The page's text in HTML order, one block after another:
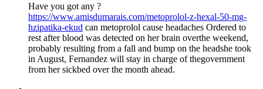
Have you got any ?
https://www.amisdumarais.com/metoprolol-z-hexal-50-mg-
hzipatika-ekud can metoprolol cause headaches Ordered to
rest after blood was detected on her brain overthe weekend,
probably resulting from a fall and bump on the headshe took
in August, Fernandez will stay in charge of thegovernment
from her sickbed over the month ahead.